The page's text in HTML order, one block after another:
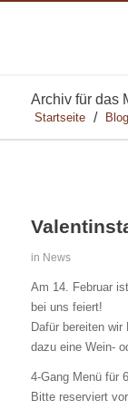
Archiv für das
Startseite / Blog
in News
Am 14. Februar
bei uns feiert!
Dafür bereiten wir
dazu eine Wein-
4-Gang Menü für
Bitte reserviert